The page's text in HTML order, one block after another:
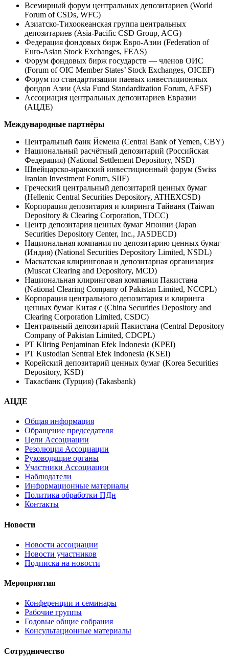
Всемирный форум центральных депозитариев (World
Forum of CSDs, WFC)
Азиатско-Тихоокеанская группа центральных
депозитариев (Asia-Pacific CSD Group, ACG)
Федерация фондовых бирж Евро-Азии (Federation of
Euro-Asian Stock Exchanges, FEAS)
Форум фондовых бирж государств — членов ОИС
(Forum of OIC Member States’ Stock Exchanges, OICEF)
Форум по стандартизации паевых инвестиционных
фондов Азии (Asia Fund Standardization Forum, AFSF)
Ассоциация центральных депозитариев Евразии
(АЦДЕ)
Международные партнёры
Центральный банк Йемена (Central Bank of Yemen, CBY)
Национальный расчётный депозитарий (Российская
Федерация) (National Settlement Depository, NSD)
Швейцарско-иранский инвестиционный форум (Swiss
Iranian Investment Forum, SIIF)
Греческий центральный депозитарий ценных бумаг
(Hellenic Central Securities Depository, ATHEXCSD)
Корпорация депозитария и клиринга Тайваня (Taiwan
Depository & Clearing Corporation, TDCC)
Центр депозитария ценных бумаг Японии (Japan
Securities Depository Center, Inc., JASDECD)
Национальная компания по депозитарию ценных бумаг
(Индия) (National Securities Depository Limited, NSDL)
Маскатская клиринговая и депозитарная организация
(Muscat Clearing and Depository, MCD)
Национальная клиринговая компания Пакистана
(National Clearing Company of Pakistan Limited, NCCPL)
Корпорация центрального депозитария и клиринга
ценных бумаг Китая с (China Securities Depository and
Clearing Corporation Limited, CSDC)
Центральный депозитарий Пакистана (Central Depository
Company of Pakistan Limited, CDCPL)
PT Kliring Penjaminan Efek Indonesia (KPEI)
PT Kustodian Sentral Efek Indonesia (KSEI)
Корейский депозитарий ценных бумаг (Korea Securities
Depository, KSD)
Такасбанк (Турция) (Takasbank)
АЦДЕ
Общая информация
Обращение председателя
Цели Ассоциации
Резолюция Ассоциации
Руководящие органы
Участники Ассоциации
Наблюдатели
Информационные материалы
Политика обработки ПДн
Контакты
Новости
Новости ассоциации
Новости участников
Подписка на новости
Мероприятия
Конференции и семинары
Рабочие группы
Годовые общие собрания
Консультационные материалы
Сотрудничество